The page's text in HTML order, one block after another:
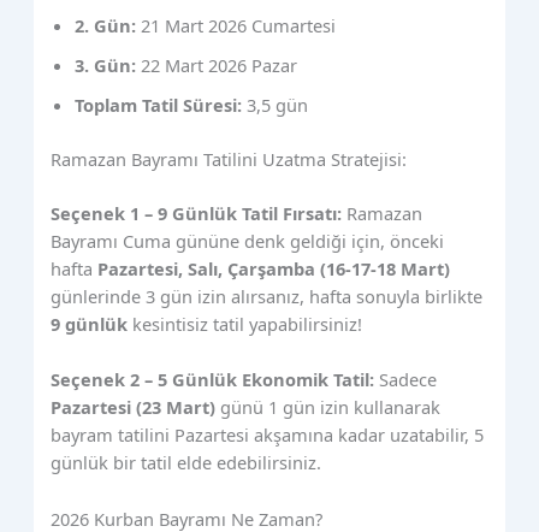
2. Gün: 21 Mart 2026 Cumartesi
3. Gün: 22 Mart 2026 Pazar
Toplam Tatil Süresi: 3,5 gün
Ramazan Bayramı Tatilini Uzatma Stratejisi:
Seçenek 1 – 9 Günlük Tatil Fırsatı: Ramazan
Bayramı Cuma gününe denk geldiği için, önceki
hafta Pazartesi, Salı, Çarşamba (16-17-18 Mart)
günlerinde 3 gün izin alırsanız, hafta sonuyla birlikte
9 günlük kesintisiz tatil yapabilirsiniz!
Seçenek 2 – 5 Günlük Ekonomik Tatil: Sadece
Pazartesi (23 Mart) günü 1 gün izin kullanarak
bayram tatilini Pazartesi akşamına kadar uzatabilir, 5
günlük bir tatil elde edebilirsiniz.
2026 Kurban Bayramı Ne Zaman?